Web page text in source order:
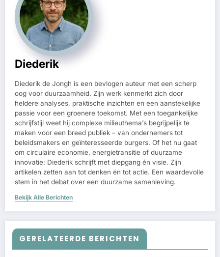
Diederik
Diederik de Jongh is een bevlogen auteur met een scherp
oog voor duurzaamheid. Zijn werk kenmerkt zich door
heldere analyses, praktische inzichten en een aanstekelijke
passie voor een groenere toekomst. Met een toegankelijke
schrijfstijl weet hij complexe milieuthema’s begrijpelijk te
maken voor een breed publiek – van ondernemers tot
beleidsmakers en geïnteresseerde burgers. Of het nu gaat
om circulaire economie, energietransitie of duurzame
innovatie: Diederik schrijft met diepgang én visie. Zijn
artikelen zetten aan tot denken én tot actie. Een waardevolle
stem in het debat over een duurzame samenleving.
Bekijk Alle Berichten
GERELATEERDE BERICHTEN